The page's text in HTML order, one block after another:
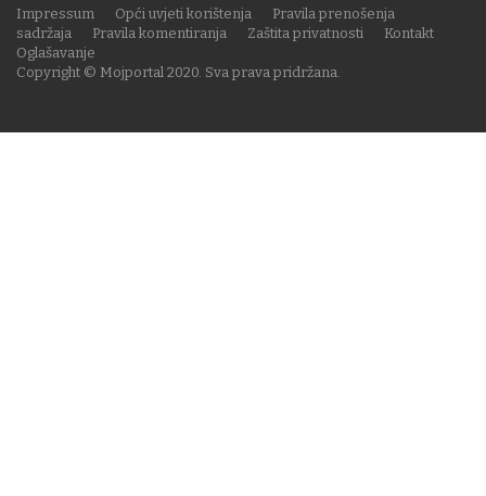
Copyright © Mojportal 2020. Sva prava pridržana.
Impressum Opći uvjeti korištenja
Pravila prenošenja
sadržaja
Pravila komentiranja Zaštita privatnosti
Kontakt
Oglašavanje